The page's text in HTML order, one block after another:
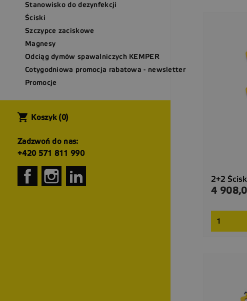
Stanowisko do dezynfekcji
Ściski
Szczypce zaciskowe
Magnesy
Odciąg dymów spawalniczych KEMPER
Cotygodniowa promocja rabatowa - newsletter
Promocje
shopping_cart Koszyk (0)
Zadzwoń do nas:
+420 571 811 990
FacebookInstagram
2+2
Cena
4